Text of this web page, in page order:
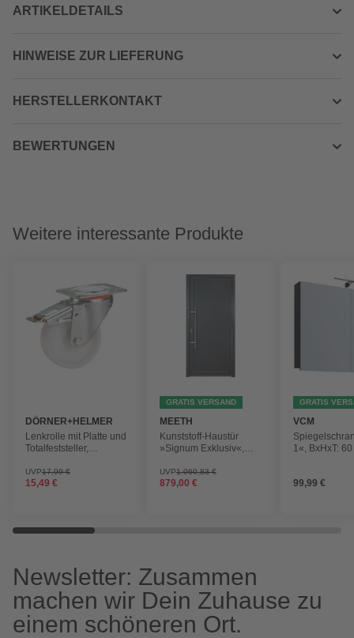
ARTIKELDETAILS
HINWEISE ZUR LIEFERUNG
HERSTELLERKONTAKT
BEWERTUNGEN
Weitere interessante Produkte
DÖRNER+HELMER
Lenkrolle mit Platte und
Totalfeststeller,
silberfarben, mit Platte
UVP17,99 €
15,49 €
GRATIS VERSAND
MEETH
Kunststoff-Haustür
»Signum Exklusiv«,
öffnend, ohne Türgriff
UVP1.060,83 €
879,00 €
GRATIS
VCM
1«, BxHxT:
99,99 €
Newsletter: Zusammen
machen wir Dein Zuhause zu
einem schöneren Ort.